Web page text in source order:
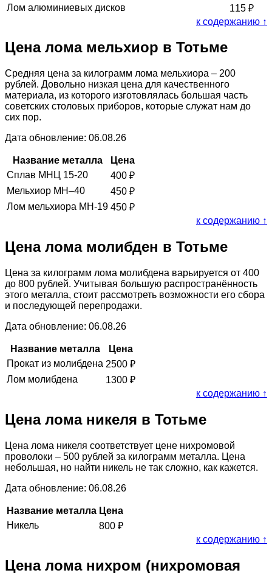
Лом алюминиевых дисков
115 ₽
к содержанию ↑
Цена лома мельхиор в Тотьме
Средняя цена за килограмм лома мельхиора – 200
рублей. Довольно низкая цена для качественного
материала, из которого изготовлялась большая часть
советских столовых приборов, которые служат нам до
сих пор.
Дата обновление: 06.08.26
Название металла
Цена
Сплав МНЦ 15-20
400 ₽
Мельхиор МН–40
450 ₽
Лом мельхиора МН-19 450 ₽
к содержанию ↑
Цена лома молибден в Тотьме
Цена за килограмм лома молибдена варьируется от 400
до 800 рублей. Учитывая большую распространённость
этого металла, стоит рассмотреть возможности его сбора
и последующей перепродажи.
Дата обновление: 06.08.26
Название металла
Цена
Прокат из молибдена 2500 ₽
Лом молибдена
1300 ₽
к содержанию ↑
Цена лома никеля в Тотьме
Цена лома никеля соответствует цене нихромовой
проволоки – 500 рублей за килограмм металла. Цена
небольшая, но найти никель не так сложно, как кажется.
Дата обновление: 06.08.26
Название металла Цена
Никель
800 ₽
к содержанию ↑
Цена лома нихром (нихромовая